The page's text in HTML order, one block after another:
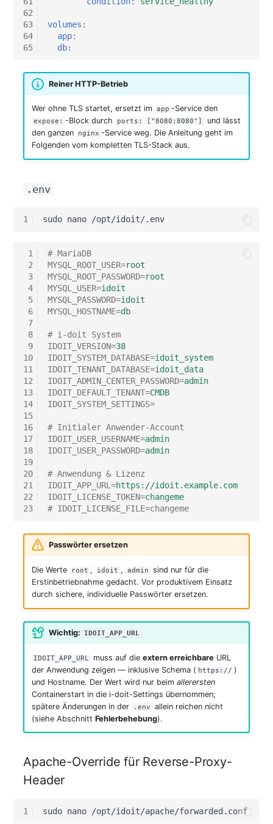
Netzbereiche
Netzwerk
Organisation
PDU
Personengruppen
Mitglieder
Raum
Rechenressourcen
Remote Management
Controller
Routing
Schrank
Switch Chassis
Telefonanlage
Unterbrechungsfreie
Stromversorgung
VoIP-Telefon
VRRP
WAN-Leitung
62
63
64
65
volumes :
app:
db:
Reiner HTTP-Betrieb
Wer ohne TLS startet, ersetzt im app -Service den
expose: -Block durch ports: ["8080:8080"]
und lässt
den ganzen
nginx -Service weg. Die Anleitung geht im
Folgenden vom kompletten TLS-Stack aus.
.env
1 sudo nano
1
2
3
4
5
6
7
8
9
10
11
12
13
14
15
16
17
18
19
20
21
22
23
# MariaDB
MYSQL_ROOT_USER=root
MYSQL_ROOT_PASSWORD=root
MYSQL_USER=idoit
MYSQL_PASSWORD=idoit
MYSQL_HOSTNAME=db
# i-doit System
IDOIT_VERSION=38
IDOIT_SYSTEM_DATABASE=idoit_system
IDOIT_TENANT_DATABASE=idoit_data
IDOIT_ADMIN_CENTER_PASSWORD=admin
IDOIT_DEFAULT_TENANT=CMDB
IDOIT_SYSTEM_SETTINGS=
# Initialer Anwender-Account
IDOIT_USER_USERNAME=admin
IDOIT_USER_PASSWORD=admin
# Anwendung & Lizenz
IDOIT_APP_URL=https://idoit.example.com
IDOIT_LICENSE_TOKEN=changeme
# IDOIT_LICENSE_FILE=changeme
Passwörter ersetzen
Die Werte root , idoit , admin
sind nur für die
Erstinbetriebnahme gedacht. Vor produktivem Einsatz
durch sichere, individuelle Passwörter ersetzen.
Wichtig: IDOIT_APP_URL
IDOIT_APP_URL muss auf dieextern erreichbare URL
der Anwendung zeigen — inklusive Schema ( https:// )
und Hostname. Der Wert wird nur beim allerersten
Containerstart in die i-doit-Settings übernommen;
spätere Änderungen in der
.env
allein reichen nicht
(siehe Abschnitt Fehlerbehebung).
Apache-Override für Reverse-Proxy-
Header
1 sudo nano